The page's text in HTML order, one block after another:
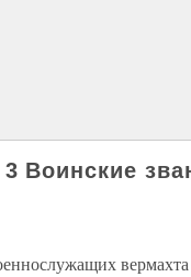
Воинские
вермахта